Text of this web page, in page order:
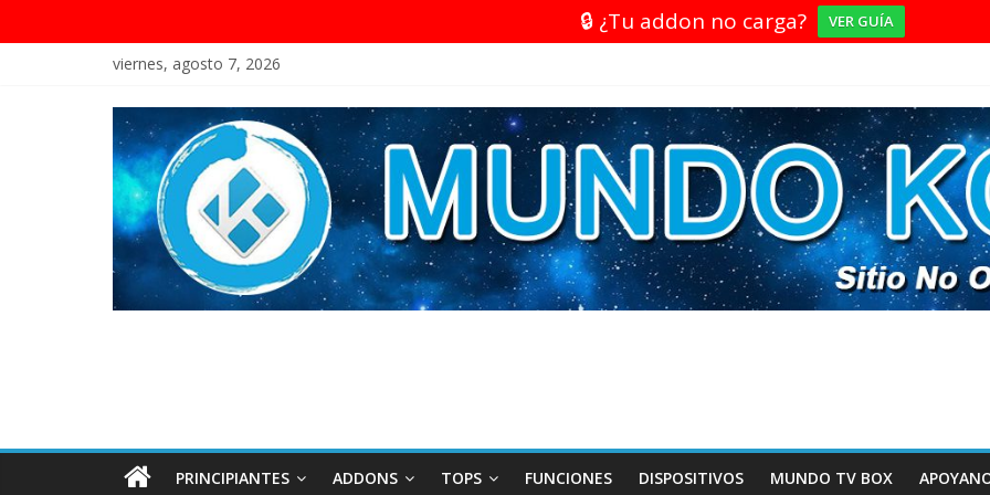
🔒 ¿Tu addon no carga? VER GUÍA
viernes, agosto 7, 2026
PRINCIPIANTES ADDONS TOPS FUNCIONES DISPOSITIVOS MUNDO TV BOX